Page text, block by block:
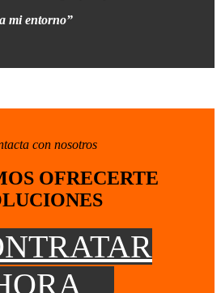
mi entorno”
con nosotros
OFRECERTE